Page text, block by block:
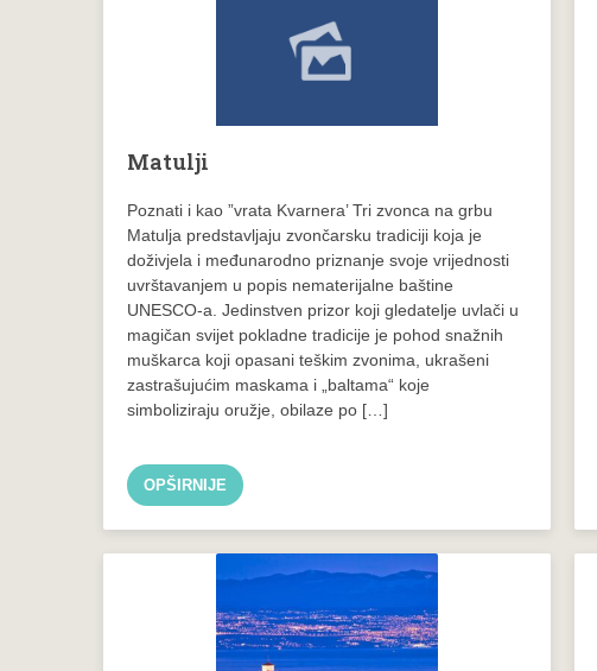
Matulji
Poznati i kao ”vrata Kvarnera’ Tri zvonca na grbu
Matulja predstavljaju zvončarsku tradiciji koja je
doživjela i međunarodno priznanje svoje vrijednosti
uvrštavanjem u popis nematerijalne baštine
UNESCO-a. Jedinstven prizor koji gledatelje uvlači u
magičan svijet pokladne tradicije je pohod snažnih
muškarca koji opasani teškim zvonima, ukrašeni
zastrašujućim maskama i „baltama“ koje
simboliziraju oružje, obilaze po […]
OPŠIRNIJE